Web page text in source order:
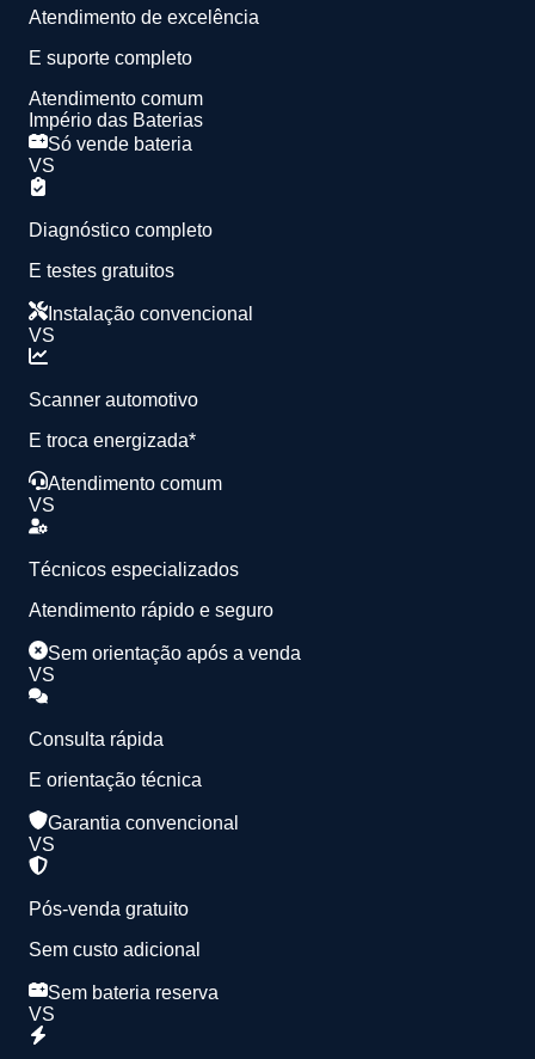
Atendimento de excelência
E suporte completo
Atendimento comum
Império das Baterias
Só vende bateria
VS
Diagnóstico completo
E testes gratuitos
Instalação convencional
VS
Scanner automotivo
E troca energizada*
Atendimento comum
VS
Técnicos especializados
Atendimento rápido e seguro
Sem orientação após a venda
VS
Consulta rápida
E orientação técnica
Garantia convencional
VS
Pós-venda gratuito
Sem custo adicional
Sem bateria reserva
VS